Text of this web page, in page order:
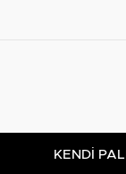
KENDİ